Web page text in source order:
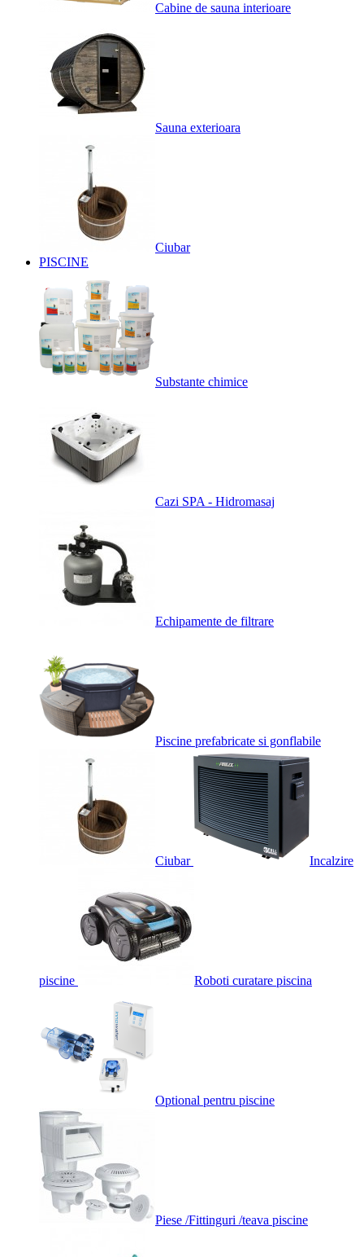
Cabine de sauna interioare
Sauna exterioara
Ciubar
PISCINE
Substante chimice
Cazi SPA - Hidromasaj
Echipamente de filtrare
Piscine prefabricate si gonflabile
Ciubar Incalzire
piscine Roboti curatare piscina
Optional pentru piscine
Piese /Fittinguri /teava piscine